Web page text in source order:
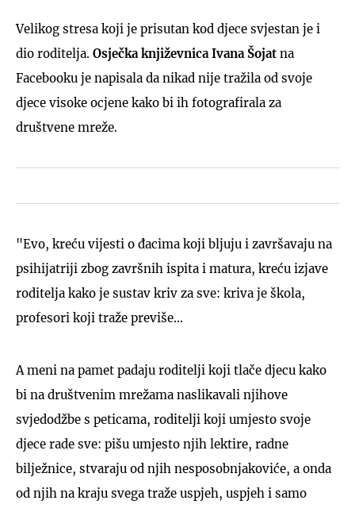
Velikog stresa koji je prisutan kod djece svjestan je i
dio roditelja. Osječka književnica Ivana Šojat na
Facebooku je napisala da nikad nije tražila od svoje
djece visoke ocjene kako bi ih fotografirala za
društvene mreže.
"Evo, kreću vijesti o đacima koji bljuju i završavaju na
psihijatriji zbog završnih ispita i matura, kreću izjave
roditelja kako je sustav kriv za sve: kriva je škola,
profesori koji traže previše...
A meni na pamet padaju roditelji koji tlače djecu kako
bi na društvenim mrežama naslikavali njihove
svjedodžbe s peticama, roditelji koji umjesto svoje
djece rade sve: pišu umjesto njih lektire, radne
bilježnice, stvaraju od njih nesposobnjakoviće, a onda
od njih na kraju svega traže uspjeh, uspjeh i samo